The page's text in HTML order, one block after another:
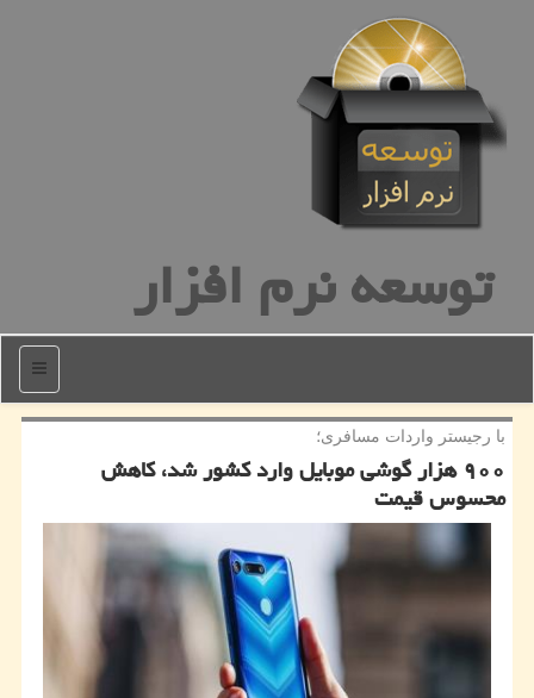
توسعه نرم افزار
منو
با رجیستر واردات مسافری؛
۹۰۰ هزار گوشی موبایل وارد كشور شد، كاهش
محسوس قیمت